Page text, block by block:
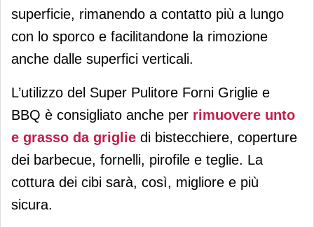
superficie, rimanendo a contatto più a lungo
con lo sporco e facilitandone la rimozione
anche dalle superfici verticali.
L’utilizzo del Super Pulitore Forni Griglie e
BBQ è consigliato anche per rimuovere unto
e grasso da griglie di bistecchiere, coperture
dei barbecue, fornelli, pirofile e teglie. La
cottura dei cibi sarà, così, migliore e più
sicura.